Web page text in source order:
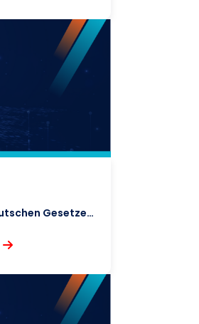
Einhaltung des deutschen Gesetzes zur Sorgfaltspflicht in der Lieferkette